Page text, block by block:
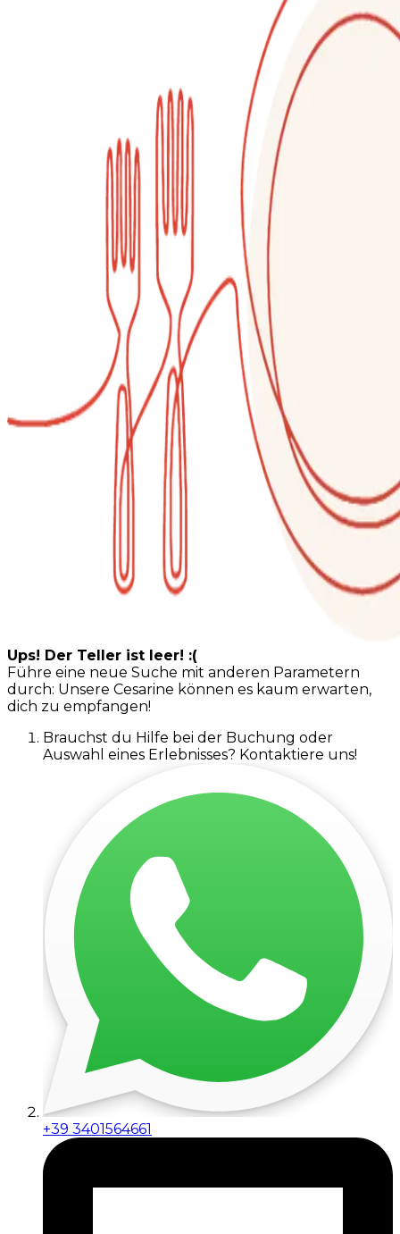
Ups! Der Teller ist leer! :(
Führe eine neue Suche mit anderen Parametern
durch: Unsere Cesarine können es kaum erwarten,
dich zu empfangen!
Brauchst du Hilfe bei der Buchung oder
Auswahl eines Erlebnisses? Kontaktiere uns!
+39 3401564661